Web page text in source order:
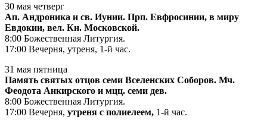
30 мая четверг
Ап. Андроника и св. Иунии. Прп. Евфросинии, в миру
Евдокии, вел. Кн. Московской.
8:00 Божественная Литургия.
17:00 Вечерня, утреня, 1-й час.
31 мая пятница
Память святых отцов семи Вселенских Соборов. Мч.
Феодота Анкирского и мцц. семи дев.
8:00 Божественная Литургия.
17:00 Вечерня, утреня с полиелеем, 1-й час.